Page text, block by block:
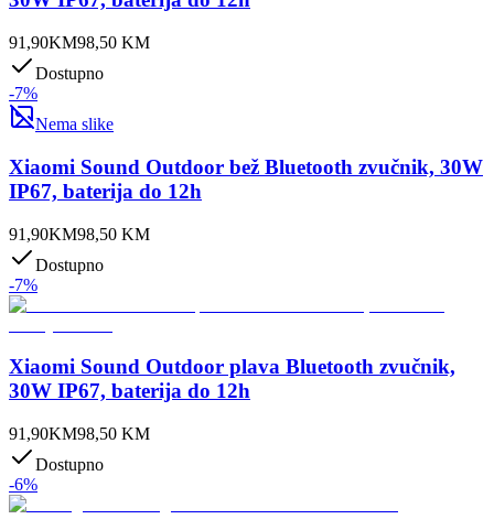
91,90KM98,50 KM
Dostupno
-7%
Nema slike
Xiaomi Sound Outdoor bež Bluetooth zvučnik, 30W
IP67, baterija do 12h
91,90KM98,50 KM
Dostupno
-7%
Xiaomi Sound Outdoor plava Bluetooth zvučnik,
30W IP67, baterija do 12h
91,90KM98,50 KM
Dostupno
-6%